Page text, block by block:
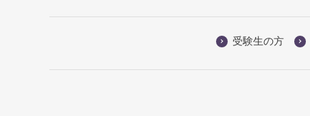
受験生の方